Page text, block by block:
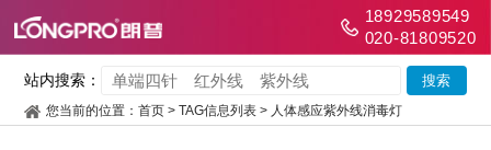
18929589549
020-81809520
站内搜索：
您当前的位置：首页 > TAG信息列表 > 人体感应紫外线消毒灯